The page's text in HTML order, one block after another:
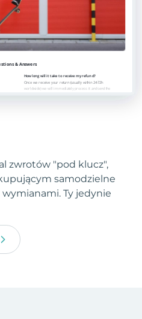
zwrotów "pod klucz",
samodzielne
Ty jedynie